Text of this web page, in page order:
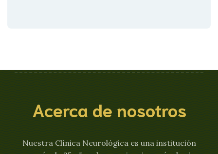
Acerca de nosotros
Nuestra Clínica Neurológica es una institución